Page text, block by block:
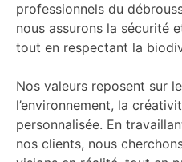
professionnels du
nous assurons la sécurité
tout en respectant la
Nos valeurs reposent sur
l’environnement, la
personnalisée. En
nos clients, nous